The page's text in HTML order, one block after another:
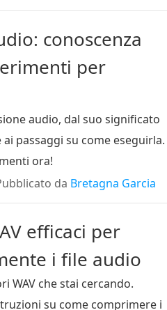
conoscenza
per
audio, dal suo significato
passaggi su come eseguirla.
ora!
da Bretagna Garcia
efficaci per
i file audio
WAV che stai cercando.
su come comprimere i